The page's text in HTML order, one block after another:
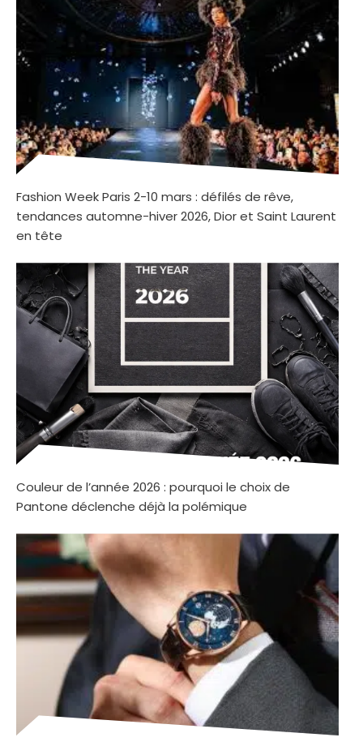
Fashion Week Paris 2-10 mars : défilés de rêve,
tendances automne-hiver 2026, Dior et Saint Laurent
en tête
Couleur de l’année 2026 : pourquoi le choix de
Pantone déclenche déjà la polémique